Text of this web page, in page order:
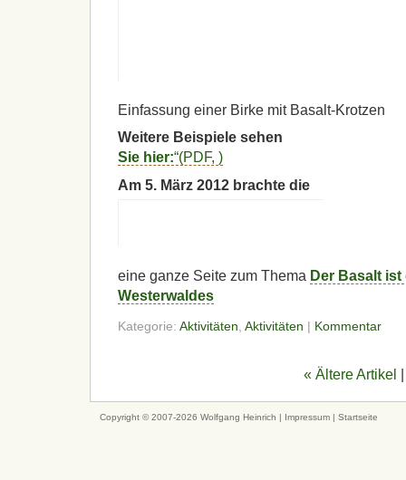
Einfassung einer Birke mit Basalt-Krotzen
Weitere Beispiele sehen
Sie hier:“(PDF, )
Am 5. März 2012 brachte die
eine ganze Seite zum Thema Der Basalt
Westerwaldes
Kategorie: Aktivitäten Aktivitäten | Kommentar
« Ältere Artikel
Copyright © 2007-2026 Wolfgang Heinrich | Impressum | Startseite